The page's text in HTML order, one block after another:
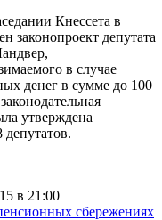
Кнессета в
законопроект депутата
в случае
денег в сумме до 100
утверждена
депутатов.
в 21:00
сбережениях